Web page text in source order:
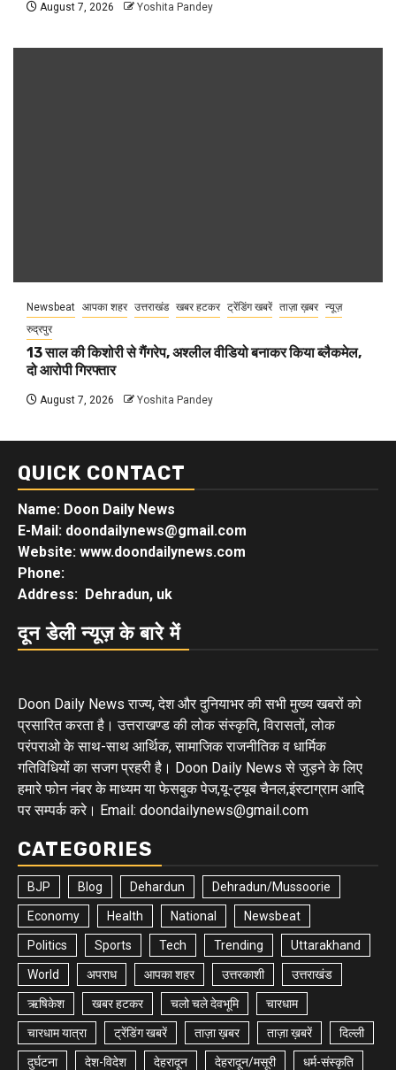
August 7, 2026 Yoshita Pandey
Newsbeat आपका शहर उत्तराखंड खबर हटकर ट्रेंडिंग खबरें ताज़ा ख़बर न्यूज़
रुद्रपुर
13 साल की किशोरी से गैंगरेप, अश्लील वीडियो बनाकर किया ब्लैकमेल,
दो आरोपी गिरफ्तार
August 7, 2026 Yoshita Pandey
QUICK CONTACT
Name: Doon Daily News
E-Mail: doondailynews@gmail.com
Website: www.doondailynews.com
Phone:
Address: Dehradun, uk
दून डेली न्यूज़ के बारे में
Doon Daily News राज्य, देश और दुनियाभर की सभी मुख्य खबरों को
प्रसारित करता है। उत्तराखण्ड की लोक संस्कृति, विरासतों, लोक
परंपराओ के साथ-साथ आर्थिक, सामाजिक राजनीतिक व धार्मिक
गतिविधियों का सजग प्रहरी है। Doon Daily News से जुड़ने के लिए
हमारे फोन नंबर के माध्यम या फेसबुक पेज,यू-ट्यूब चैनल,इंस्टाग्राम आदि
पर सम्पर्क करे। Email: doondailynews@gmail.com
CATEGORIES
BJP Blog Dehardun Dehradun/Mussoorie
Economy Health National Newsbeat
Politics Sports Tech Trending Uttarakhand
World अपराध आपका शहर उत्तरकाशी उत्तराखंड
ऋषिकेश खबर हटकर चलो चले देवभूमि चारधाम
चारधाम यात्रा ट्रेंडिंग खबरें ताज़ा ख़बर ताज़ा ख़बरें दिल्ली
दुर्घटना देश-विदेश देहरादून देहरादून/मसूरी धर्म-संस्कृति